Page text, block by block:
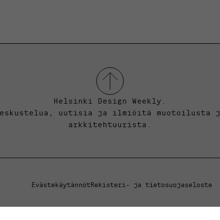
Helsinki Design Weekly.
uutisia ja ilmiöitä muotoilusta
arkkitehtuurista.
EvästekäytännötRekisteri- ja tietosuojaseloste